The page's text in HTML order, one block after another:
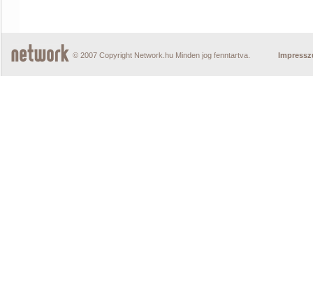
© 2007 Copyright Network.hu Minden jog fenntartva.